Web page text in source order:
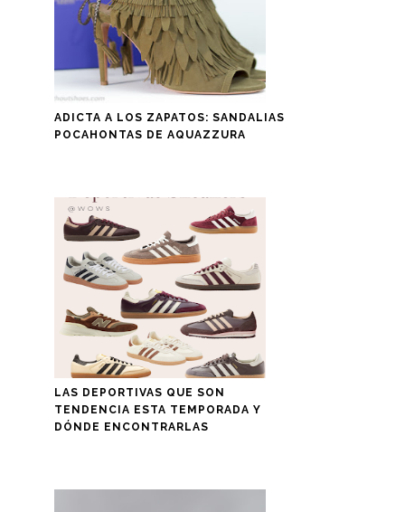
ADICTA A LOS ZAPATOS: SANDALIAS
POCAHONTAS DE AQUAZZURA
LAS DEPORTIVAS QUE SON
TENDENCIA ESTA TEMPORADA Y
DÓNDE ENCONTRARLAS